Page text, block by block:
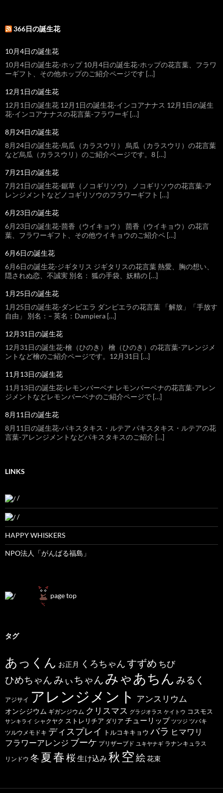
366日の誕生花
10月4日の誕生花
10月4日の誕生花-ホップ 10月4日の誕生花-ホップの花言葉、フラワ
ーギフト、その他ホップのご紹介ページです […]
12月1日の誕生花
12月1日の誕生花 12月1日の誕生花-インコアナナス 12月1日の誕生
花-インコアナナスの花言葉-フラワーギ […]
8月24日の誕生花
8月24日の誕生花-烏瓜（カラスウリ） 烏瓜（カラスウリ）の花言葉
など烏瓜（カラスウリ）のご紹介ページです。8 […]
7月21日の誕生花
7月21日の誕生花-鋸草（ノコギリソウ） ノコギリソウの花言葉-ア
レンジメントなどノコギリソウのフラワーギフト […]
6月23日の誕生花
6月23日の誕生花-茴香（ウイキョウ） 茴香（ウイキョウ）の花言
葉、フラワーギフト、その他ウイキョウのご紹介ペ […]
6月6日の誕生花
6月6日の誕生花-ジギタリス ジギタリスの花言葉 熱愛、胸の想い、
隠されぬ恋、不誠実 別名： 狐の手袋、妖精の […]
1月25日の誕生花
1月25日の誕生花-ダンピエラ ダンピエラの花言葉 「解放」「手放す
自由」 別名：– 英名：Dampiera […]
12月31日の誕生花
12月31日の誕生花-檜（ひのき） 檜（ひのき）の花言葉-アレンジメ
ントなど檜のご紹介ページです。12月31日 […]
11月13日の誕生花
11月13日の誕生花-レモンバーベナ レモンバーベナの花言葉-アレン
ジメントなどレモンバーベナのご紹介ページで […]
8月11日の誕生花
8月11日の誕生花-パキスタキス・ルテア パキスタキス・ルテアの花
言葉-アレンジメントなどパキスタキスのご紹介 […]
LINKS
/
/
HAPPY WHISKERS
NPO法人「がんばる福島」
page top
タグ
あっくん お正月 くろちゃんすずめ ちび
ひめちゃんみぃちゃん みゃあちん みるく
アジサイ アレンジメント アンスリウム
オンシジウム ギガンジウム クリスマス グラジオラス ケイトウ コスモス
サンキライ シャクヤク ストレリチア ダリア チューリップ ツツジ ツバキ
ツルウメモドキ ディスプレイ トルコキキョウ バラ ヒマワリ
フラワーアレンジ ブーケ プリザーブド ユキヤナギ ラナンキュラス
リンドウ 冬 夏春桜生け込み 秋 空絵花束